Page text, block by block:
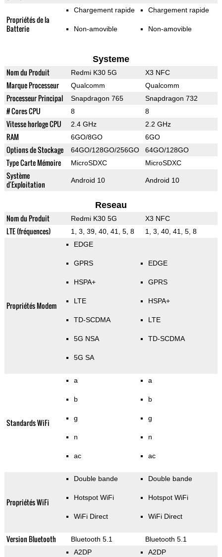
Propriétés de la
Batterie
Chargement rapide
Non-amovible
Chargement rapide
Non-amovible
Systeme
Nom du Produit Redmi K30 5G X3 NFC
Marque Processeur Qualcomm Qualcomm
Processeur Principal Snapdragon 765 Snapdragon 732
# Cores CPU 8 8
Vitesse horloge CPU 2.4 GHz 2.2 GHz
RAM 6GO/8GO 6GO
Options de Stockage 64GO/128GO/256GO 64GO/128GO
Type Carte Mémoire MicroSDXC MicroSDXC
Système
d'Exploitation
Android 10 Android 10
Reseau
Nom du Produit Redmi K30 5G X3 NFC
LTE (fréquences) 1, 3, 39, 40, 41, 5, 8 1, 3, 40, 41, 5, 8
Propriétés Modem
EDGE
GPRS
HSPA+
LTE
TD-SCDMA
5G NSA
5G SA
EDGE
GPRS
HSPA+
LTE
TD-SCDMA
Standards WiFi
a
b
g
n
ac
a
b
g
n
ac
Propriétés WiFi
Double bande
Hotspot WiFi
WiFi Direct
Double bande
Hotspot WiFi
WiFi Direct
Version Bluetooth Bluetooth 5.1 Bluetooth 5.1
A2DP A2DP